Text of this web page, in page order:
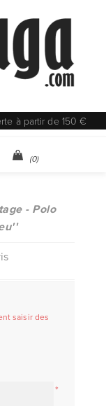
à partir de 150 €
(0)
- Polo
saisir des
*